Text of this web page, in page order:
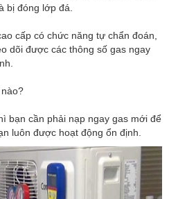
bị đóng lớp đá.
cấp có chức năng tự chẩn đoán,
dõi được các thông số gas ngay
bạn cần phải nạp ngay gas mới để
luôn được hoạt động ổn định.